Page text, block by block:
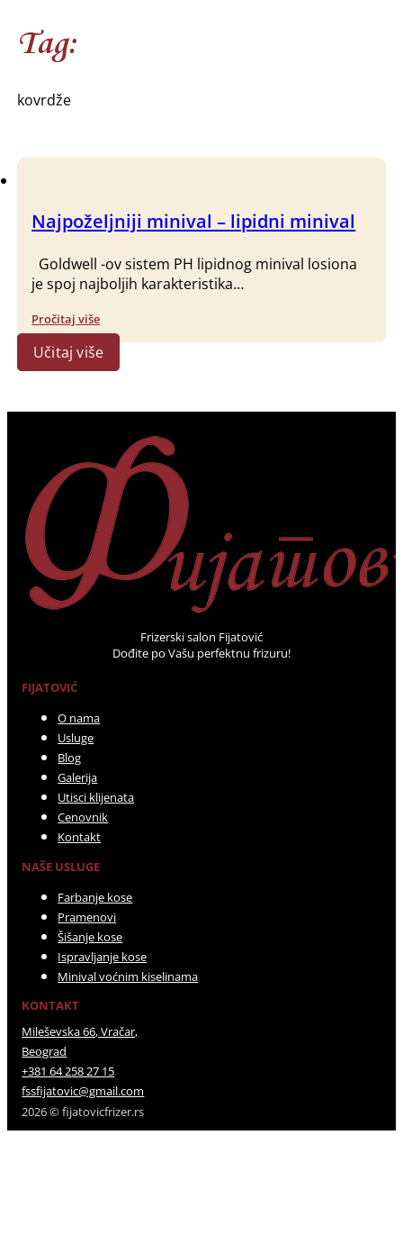
Tag:
kovrdže
Najpoželjniji minival – lipidni minival
Goldwell -ov sistem PH lipidnog minival losiona
je spoj najboljih karakteristika…
Pročitaj više
Učitaj više
Frizerski salon Fijatović
Dođite po Vašu perfektnu frizuru!
FIJATOVIĆ
O nama
Usluge
Blog
Galerija
Utisci klijenata
Cenovnik
Kontakt
NAŠE USLUGE
Farbanje kose
Pramenovi
Šišanje kose
Ispravljanje kose
Minival voćnim kiselinama
KONTAKT
Mileševska 66, Vračar,
Beograd
+381 64 258 27 15
fssfijatovic@gmail.com
2026 © fijatovicfrizer.rs